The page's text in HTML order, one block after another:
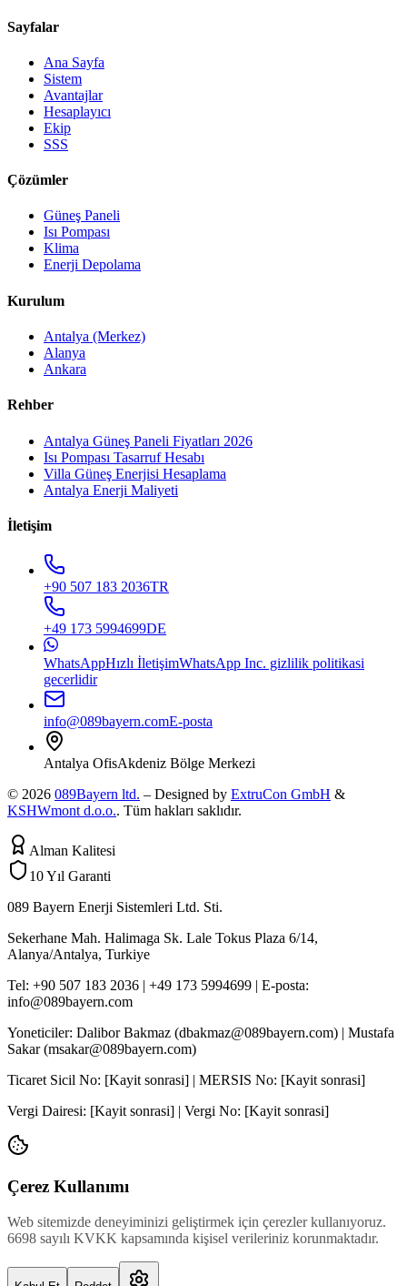
Sayfalar
Ana Sayfa
Sistem
Avantajlar
Hesaplayıcı
Ekip
SSS
Çözümler
Güneş Paneli
Isı Pompası
Klima
Enerji Depolama
Kurulum
Antalya (Merkez)
Alanya
Ankara
Rehber
Antalya Güneş Paneli Fiyatları 2026
Isı Pompası Tasarruf Hesabı
Villa Güneş Enerjisi Hesaplama
Antalya Enerji Maliyeti
İletişim
+90 507 183 2036TR
+49 173 5994699DE
WhatsAppHızlı İletişimWhatsApp Inc. gizlilik politikasi
gecerlidir
info@089bayern.comE-posta
Antalya OfisAkdeniz Bölge Merkezi
© 2026 089Bayern ltd. – Designed by ExtruCon GmbH &
KSHWmont d.o.o.. Tüm hakları saklıdır.
Alman Kalitesi
10 Yıl Garanti
089 Bayern Enerji Sistemleri Ltd. Sti.
Sekerhane Mah. Halimaga Sk. Lale Tokus Plaza 6/14,
Alanya/Antalya, Turkiye
Tel: +90 507 183 2036 | +49 173 5994699 | E-posta:
info@089bayern.com
Yoneticiler: Dalibor Bakmaz (dbakmaz@089bayern.com) | Mustafa
Sakar (msakar@089bayern.com)
Ticaret Sicil No: [Kayit sonrasi] | MERSIS No: [Kayit sonrasi]
Vergi Dairesi: [Kayit sonrasi] | Vergi No: [Kayit sonrasi]
Çerez Kullanımı
Web sitemizde deneyiminizi geliştirmek için çerezler kullanıyoruz.
6698 sayılı KVKK kapsamında kişisel verileriniz korunmaktadır.